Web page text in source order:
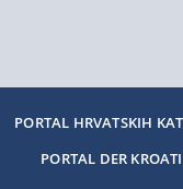
PORTAL HRVATSKIH
PORTAL DER